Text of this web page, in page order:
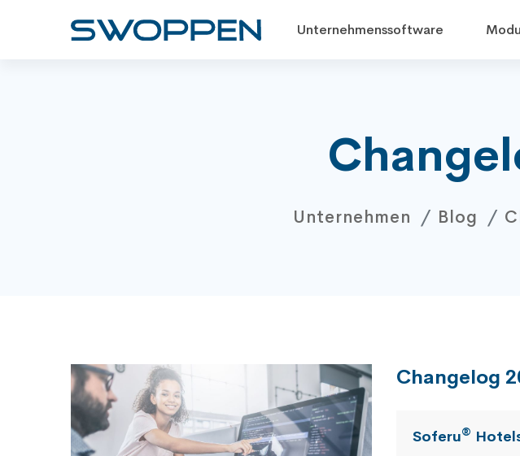
Unternehmenssoftware
Unternehmen Blog
Changelog
Soferu®